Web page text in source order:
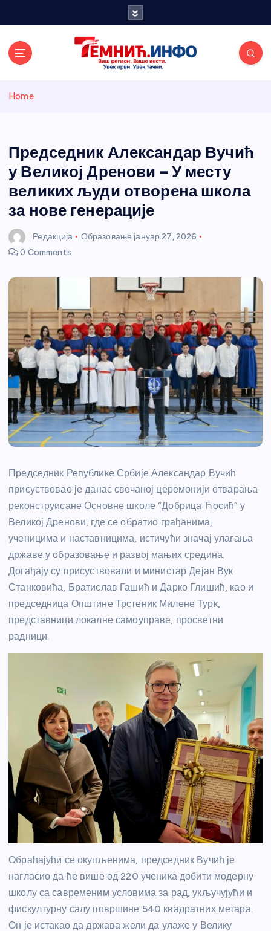
и портал
Home
Председник Александар Вучић
у Великој Дренови – У месту
великих људи отворена школа
за нове генерације
Редакција Образовање јануар 27, 2026
0 Comments
Председник Републике Србије Александар Вучић
присуствовао је данас свечаној церемонији отварања
реконструисане Основне школе “Добрица Ћосић” у
Великој Дренови, где се обратио грађанима,
ученицима и наставницима, истичући значај улагања
државе у образовање и развој мањих средина.
Догађају су присуствовали и министар Дејан Вук
Станковића, Братислав Гашић и Дарко Глишић, као и
председница Општине Трстеник Милене Турк,
представници локалне самоуправе, просветни
радници.
Обраћајући се окупљенима, председник Вучић је
нагласио да ће више од 220 ученика добити модерну
школу са савременим условима за рад, укључујући и
фискултурну салу површине 540 квадратних метара.
Он је истакао да држава жели да улаже у Велику